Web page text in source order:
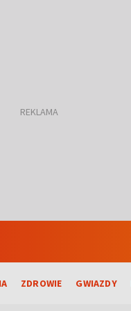
ZDROWIE GWIAZDY